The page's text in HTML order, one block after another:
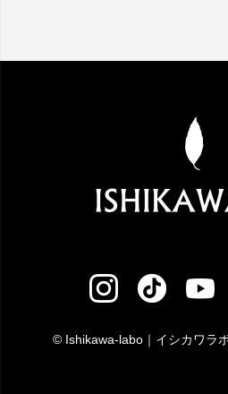
© Ishikawa-labo｜イシカワラ